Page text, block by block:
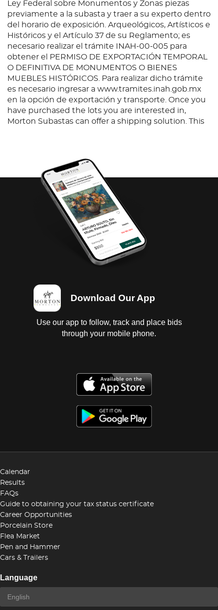
con un gran “sombrerete excéntrico”. Los martillos
de puesta a cero autoajustadores que giran “entre
piedras”, un sistema de sincronización directa entre
báscula de embrague y bloqueador, así como una
leva del contador de los minutos calada que
permite amortiguar los choques durante la puesta a
cero. La carátula recuerda a los clásicos cronógrafos
con calendario perpetuo Patek Philippe: día y mes
en una doble ventana a las 12h, calendario por aguja
a las 6h con indicación de las fases de luna
intregrada, pero con dos pequeñas ventanillas
redondas para indicar el día y la noche y el ciclo de
indicaciones, se impone como un modelo de
claridad y legibilidad. Las superficies de los
materiales poseen acabados refinados, trabajados
con la calidad característica de la marca suiza. Por
todo lo anterior, Patek Philippe ha sido y seguirá
siendo una de las marcas más buscadas por los
conocedores y grandes coleccionistas de la relojería.
Recuperado de Patek Philippe (s.f.).
Ley Federal sobre Monumentos y Zonas piezas
previamente a la subasta y traer a su experto dentro
del horario de exposición. Arqueológicos, Artísticos e
Históricos y el Artículo 37 de su Reglamento; es
necesario realizar el trámite INAH-00-005 para
obtener el PERMISO DE EXPORTACIÓN TEMPORAL
O DEFINITIVA DE MONUMENTOS O BIENES
MUEBLES HISTÓRICOS. Para realizar dicho trámite
es necesario ingresar a www.tramites.inah.gob.mx
en la opción de exportación y transporte. Once you
have purchased the lots you are interested in,
Morton Subastas can offer a shipping solution. This
Download Our App
Use our app to follow, track and place bids
through your mobile phone.
Calendar
Results
FAQs
Guide to obtaining your tax status certificate
Career Opportunities
Porcelain Store
Flea Market
Pen and Hammer
Cars & Trailers
Language